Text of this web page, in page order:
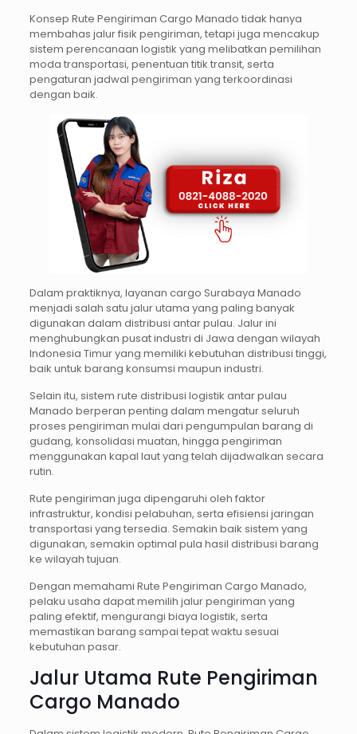
Konsep Rute Pengiriman Cargo Manado tidak hanya
membahas jalur fisik pengiriman, tetapi juga mencakup
sistem perencanaan logistik yang melibatkan pemilihan
moda transportasi, penentuan titik transit, serta
pengaturan jadwal pengiriman yang terkoordinasi
dengan baik.
Dalam praktiknya, layanan cargo Surabaya Manado
menjadi salah satu jalur utama yang paling banyak
digunakan dalam distribusi antar pulau. Jalur ini
menghubungkan pusat industri di Jawa dengan wilayah
Indonesia Timur yang memiliki kebutuhan distribusi tinggi,
baik untuk barang konsumsi maupun industri.
Selain itu, sistem rute distribusi logistik antar pulau
Manado berperan penting dalam mengatur seluruh
proses pengiriman mulai dari pengumpulan barang di
gudang, konsolidasi muatan, hingga pengiriman
menggunakan kapal laut yang telah dijadwalkan secara
rutin.
Rute pengiriman juga dipengaruhi oleh faktor
infrastruktur, kondisi pelabuhan, serta efisiensi jaringan
transportasi yang tersedia. Semakin baik sistem yang
digunakan, semakin optimal pula hasil distribusi barang
ke wilayah tujuan.
Dengan memahami Rute Pengiriman Cargo Manado,
pelaku usaha dapat memilih jalur pengiriman yang
paling efektif, mengurangi biaya logistik, serta
memastikan barang sampai tepat waktu sesuai
kebutuhan pasar.
Jalur Utama Rute Pengiriman
Cargo Manado